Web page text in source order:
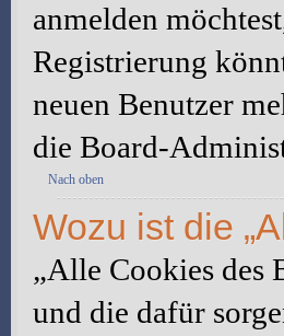
anmelden
Registrierung
neuen Benutzer
die Board-
Nach oben
Wozu ist die
„Alle Cookies des
und die dafür